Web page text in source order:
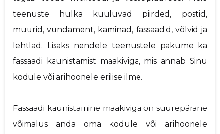
teenuste hulka kuuluvad piirded, postid,
müürid, vundament, kaminad, fassaadid, võlvid ja
lehtlad. Lisaks nendele teenustele pakume ka
fassaadi kaunistamist maakiviga, mis annab Sinu
kodule või ärihoonele erilise ilme.
Fassaadi kaunistamine maakiviga on suurepärane
võimalus anda oma kodule või ärihoonele